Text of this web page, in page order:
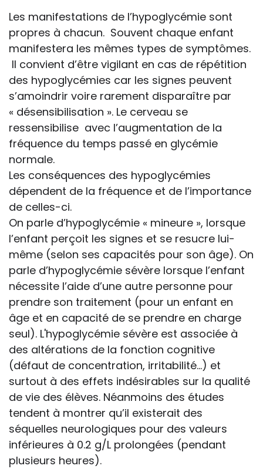
Les manifestations de l’hypoglycémie sont
propres à chacun. Souvent chaque enfant
manifestera les mêmes types de symptômes.
Il convient d’être vigilant en cas de répétition
des hypoglycémies car les signes peuvent
s’amoindrir voire rarement disparaître par
« désensibilisation ». Le cerveau se
ressensibilise avec l’augmentation de la
fréquence du temps passé en glycémie
normale.
Les conséquences des hypoglycémies
dépendent de la fréquence et de l’importance
de celles-ci.
On parle d’hypoglycémie « mineure », lorsque
l’enfant perçoit les signes et se resucre lui-
même (selon ses capacités pour son âge). On
parle d’hypoglycémie sévère lorsque l’enfant
nécessite l’aide d’une autre personne pour
prendre son traitement (pour un enfant en
âge et en capacité de se prendre en charge
seul). L'hypoglycémie sévère est associée à
des altérations de la fonction cognitive
(défaut de concentration, irritabilité…) et
surtout à des effets indésirables sur la qualité
de vie des élèves. Néanmoins des études
tendent à montrer qu’il existerait des
séquelles neurologiques pour des valeurs
inférieures à 0.2 g/L prolongées (pendant
plusieurs heures).